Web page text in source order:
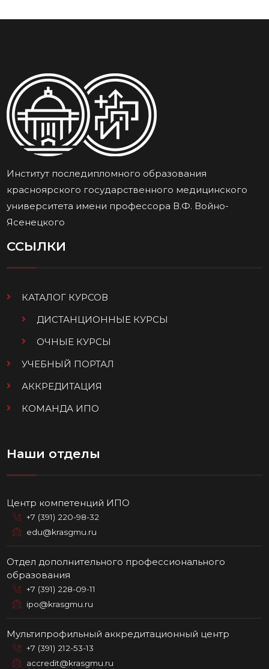
Институт последипломного образования
красноярского государственного медицинского
университета имени профессора В.Ф. Войно-
Ясенецкого
ССЫЛКИ
КАТАЛОГ КУРСОВ
ДИСТАНЦИОННЫЕ КУРСЫ
ОЧНЫЕ КУРСЫ
УЧЕБНЫЙ ПОРТАЛ
АККРЕДИТАЦИЯ
КОМАНДА ИПО
Наши отделы
Центр компетенций ИПО
+7 (391) 220-98-32
edu@krasgmu.ru
Отдел дополнительного профессионального
образования
+7 (391) 228-09-11
ipo@krasgmu.ru
Мультипрофильный аккредитационный центр
+7 (391) 212-53-13
accredit@krasgmu.ru